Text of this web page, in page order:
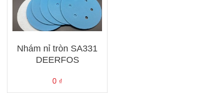
Nhám nỉ tròn SA331
DEERFOS
0 ₫